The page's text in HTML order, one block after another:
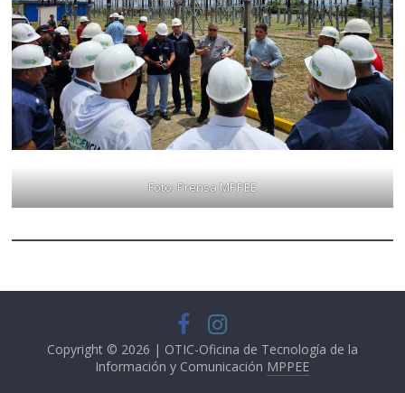
Foto: Prensa MPPEE
Copyright © 2026 | OTIC-Oficina de Tecnología de la
Información y Comunicación MPPEE